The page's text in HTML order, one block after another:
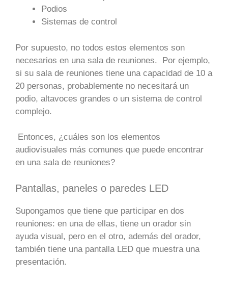
Podios
Sistemas de control
Por supuesto, no todos estos elementos son
necesarios en una sala de reuniones. Por ejemplo,
si su sala de reuniones tiene una capacidad de 10 a
20 personas, probablemente no necesitará un
podio, altavoces grandes o un sistema de control
complejo.
Entonces, ¿cuáles son los elementos
audiovisuales más comunes que puede encontrar
en una sala de reuniones?
Pantallas, paneles o paredes LED
Supongamos que tiene que participar en dos
reuniones: en una de ellas, tiene un orador sin
ayuda visual, pero en el otro, además del orador,
también tiene una pantalla LED que muestra una
presentación.